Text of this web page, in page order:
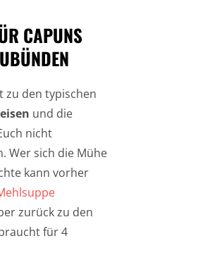
CAPUNS
zu den typischen
und die
nicht
Wer sich die Mühe
kann vorher
zurück zu den
für 4